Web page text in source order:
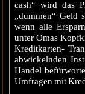
cash“ wird das
„dummen“ Geld
wenn alle
unter Omas
Kreditkarten-
abwickelnden
Handel
Umfragen mit